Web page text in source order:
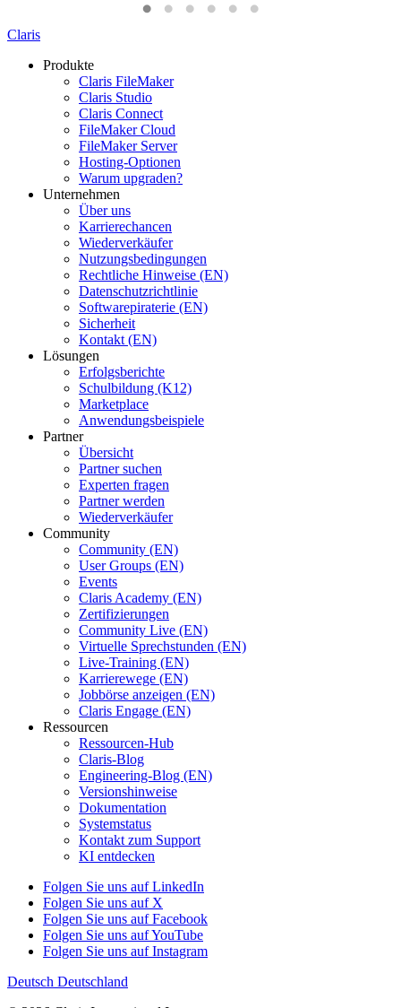
Claris
Produkte
Claris FileMaker
Claris Studio
Claris Connect
FileMaker Cloud
FileMaker Server
Hosting-Optionen
Warum upgraden?
Unternehmen
Über uns
Karrierechancen
Wiederverkäufer
Nutzungsbedingungen
Rechtliche Hinweise (EN)
Datenschutzrichtlinie
Softwarepiraterie (EN)
Sicherheit
Kontakt (EN)
Lösungen
Erfolgsberichte
Schulbildung (K12)
Marketplace
Anwendungsbeispiele
Partner
Übersicht
Partner suchen
Experten fragen
Partner werden
Wiederverkäufer
Community
Community (EN)
User Groups (EN)
Events
Claris Academy (EN)
Zertifizierungen
Community Live (EN)
Virtuelle Sprechstunden (EN)
Live-Training (EN)
Karrierewege (EN)
Jobbörse anzeigen (EN)
Claris Engage (EN)
Ressourcen
Ressourcen-Hub
Claris-Blog
Engineering-Blog (EN)
Versionshinweise
Dokumentation
Systemstatus
Kontakt zum Support
KI entdecken
Folgen Sie uns auf LinkedIn
Folgen Sie uns auf X
Folgen Sie uns auf Facebook
Folgen Sie uns auf YouTube
Folgen Sie uns auf Instagram
Deutsch Deutschland